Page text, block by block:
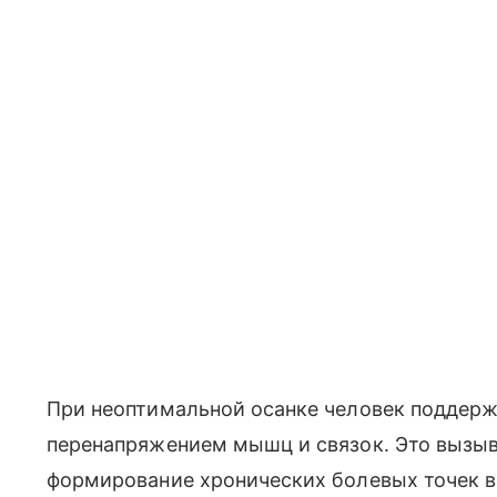
При неоптимальной осанке человек
перенапряжением мышц и связок. Это
формирование хронических болевых точек